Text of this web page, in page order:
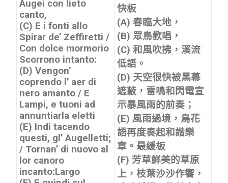
Augei con lieto
canto,
(C) E i fonti allo
Spirar de’ Zeffiretti /
Con dolce mormorio
Scorrono intanto:
(D) Vengon’
coprendo l’ aer di
nero amanto / E
Lampi, e tuoni ad
annuntiarla eletti
(E) Indi tacendo
questi, gl’ Augelletti;
/ Tornan’ di nuovo al
lor canoro
incanto:Largo
快板
(A) 春臨大地，
(B) 眾鳥歡唱，
(C) 和風吹拂，溪流
低語。
(D) 天空很快被黑幕
遮蔽，雷鳴和閃電宣
示暴風雨的前奏；
(E) 風雨過境，鳥花
語再度奏起和諧樂
章。 最緩板
(F) 芳草鮮美的草原
上，枝葉沙沙作響，